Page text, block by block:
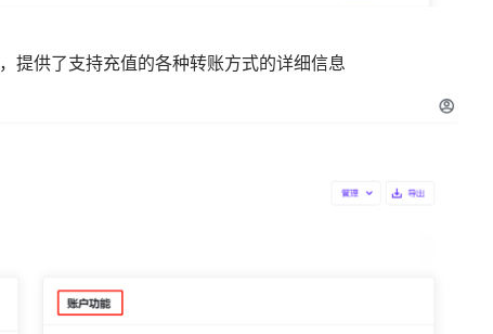
，提供了支持充值的各种转账方式的详细信息